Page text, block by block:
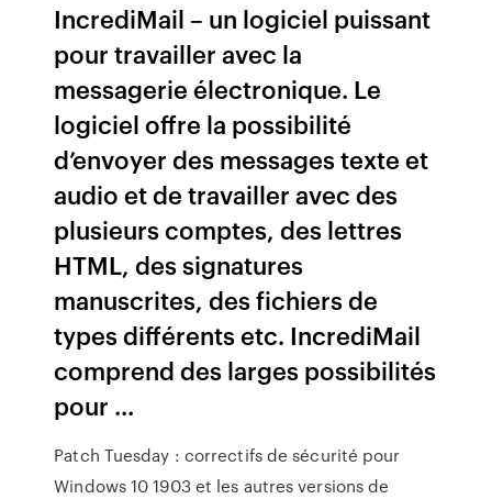
IncrediMail – un logiciel puissant
pour travailler avec la
messagerie électronique. Le
logiciel offre la possibilité
d’envoyer des messages texte et
audio et de travailler avec des
plusieurs comptes, des lettres
HTML, des signatures
manuscrites, des fichiers de
types différents etc. IncrediMail
comprend des larges possibilités
pour ...
Patch Tuesday : correctifs de sécurité pour
Windows 10 1903 et les autres versions de